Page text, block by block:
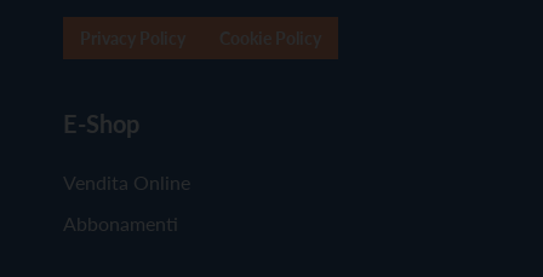
E-Shop
Vendita Online
Abbonamenti